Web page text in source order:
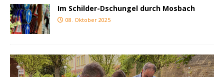
Im Schilder-Dschungel durch Mosbach
08. Oktober 2025